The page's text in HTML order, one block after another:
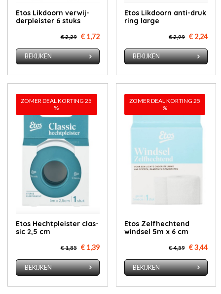
Etos Lik­doorn ver­wij­
der­pleis­ter 6 stuks
€ 2,29 € 1,72
BEKIJKEN
Etos Lik­doorn an­ti-druk
ring lar­ge
€ 2,99 € 2,24
BEKIJKEN
ZOMER DEAL KORTING 25
%
Etos Hecht­pleis­ter clas­
sic 2,5 cm
€ 1,85 € 1,39
BEKIJKEN
ZOMER DEAL KORTING 25
%
Etos Zelf­hech­tend
wind­sel 5m x 6 cm
€ 4,59 € 3,44
BEKIJKEN